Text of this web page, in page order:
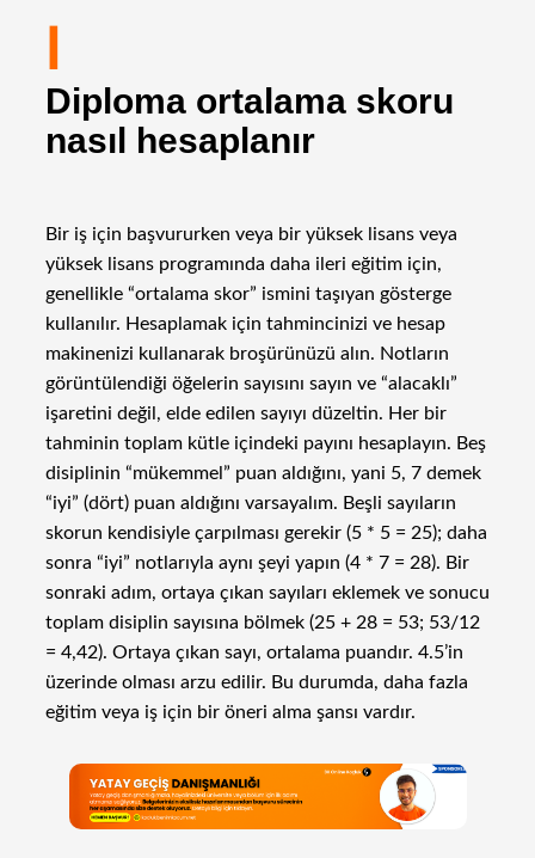
I
Diploma ortalama skoru
nasıl hesaplanır
Bir iş için başvururken veya bir yüksek lisans veya
yüksek lisans programında daha ileri eğitim için,
genellikle “ortalama skor” ismini taşıyan gösterge
kullanılır. Hesaplamak için tahmincinizi ve hesap
makinenizi kullanarak broşürünüzü alın. Notların
görüntülendiği öğelerin sayısını sayın ve “alacaklı”
işaretini değil, elde edilen sayıyı düzeltin. Her bir
tahminin toplam kütle içindeki payını hesaplayın. Beş
disiplinin “mükemmel” puan aldığını, yani 5, 7 demek
“iyi” (dört) puan aldığını varsayalım. Beşli sayıların
skorun kendisiyle çarpılması gerekir (5 * 5 = 25); daha
sonra “iyi” notlarıyla aynı şeyi yapın (4 * 7 = 28). Bir
sonraki adım, ortaya çıkan sayıları eklemek ve sonucu
toplam disiplin sayısına bölmek (25 + 28 = 53; 53/12
= 4,42). Ortaya çıkan sayı, ortalama puandır. 4.5’in
üzerinde olması arzu edilir. Bu durumda, daha fazla
eğitim veya iş için bir öneri alma şansı vardır.